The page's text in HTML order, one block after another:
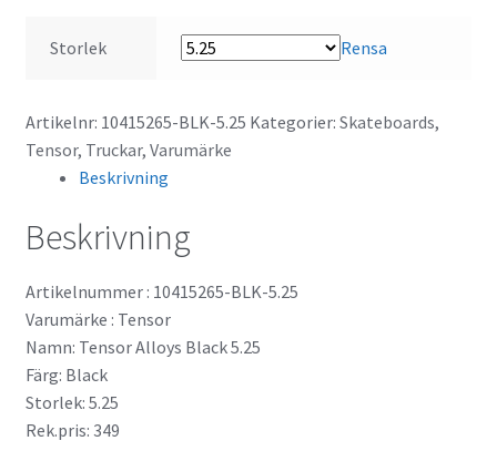
Storlek Rensa
Artikelnr: 10415265-BLK-5.25 Kategorier: Skateboards,
Tensor, Truckar, Varumärke
Beskrivning
Beskrivning
Artikelnummer : 10415265-BLK-5.25
Varumärke : Tensor
Namn: Tensor Alloys Black 5.25
Färg: Black
Storlek: 5.25
Rek.pris: 349